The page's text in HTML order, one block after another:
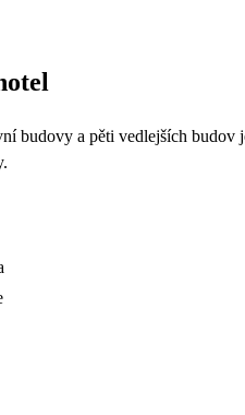
budovy a pěti vedlejších budov